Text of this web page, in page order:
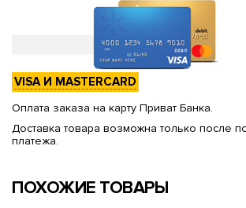
VISA И MASTERCARD
Оплата заказа на карту Приват Банка.
Доставка товара возможна только после
платежа.
ПОХОЖИЕ ТОВАРЫ